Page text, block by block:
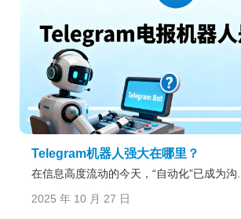
Telegram机器人强大在哪里？
在信息高度流动的今天，“自动化”已成为沟...
2025 年 10 月 27 日